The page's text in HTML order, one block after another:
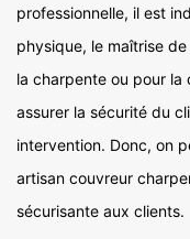
professionnelle, il est
physique, le maîtrise
la charpente ou pour la
assurer la sécurité du
intervention. Donc, on
artisan couvreur
sécurisante aux clients.